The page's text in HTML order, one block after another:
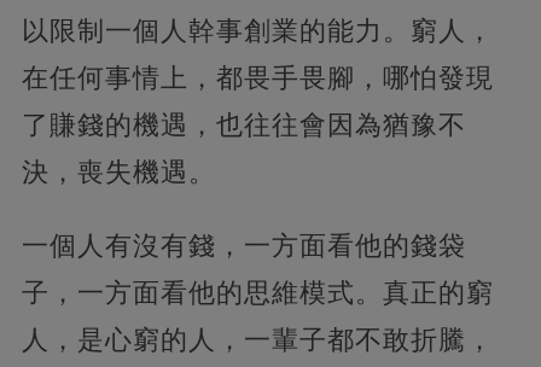
以限制一個人幹事創業的能力。窮人，
在任何事情上，都畏手畏腳，哪怕發現
了賺錢的機遇，也往往會因為猶豫不
決，喪失機遇。
一個人有沒有錢，一方面看他的錢袋
子，一方面看他的思維模式。真正的窮
人，是心窮的人，一輩子都不敢折騰，